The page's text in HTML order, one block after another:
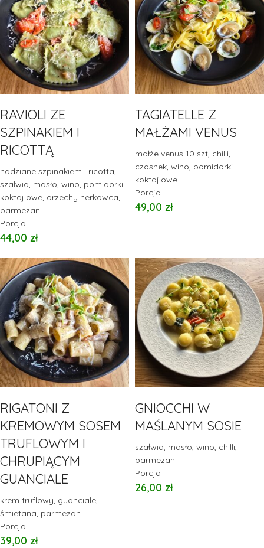
RAVIOLI ZE
SZPINAKIEM I
RICOTTĄ
nadziane szpinakiem i ricotta,
szałwia, masło, wino, pomidorki
koktajlowe, orzechy nerkowca,
parmezan
Porcja
44,00 zł
TAGIATELLE Z
MAŁŻAMI VENUS
małże venus 10 szt, chilli,
czosnek, wino, pomidorki
koktajlowe
Porcja
49,00 zł
RIGATONI Z
KREMOWYM SOSEM
TRUFLOWYM I
CHRUPIĄCYM
GUANCIALE
krem truflowy, guanciale,
śmietana, parmezan
Porcja
39,00 zł
GNIOCCHI W
MAŚLANYM SOSIE
szałwia, masło, wino, chilli,
parmezan
Porcja
26,00 zł